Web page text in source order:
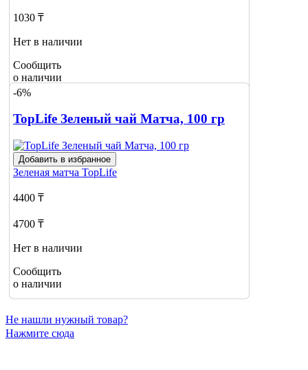
1030 ₸
Нет в наличии
Сообщить
о наличии
1
-6%
TopLife Зеленый чай Матча, 100 гр
Добавить в избранное
Зеленая матча TopLife
4400 ₸
4700 ₸
Нет в наличии
Сообщить
о наличии
Не нашли нужный товар?
Нажмите сюда